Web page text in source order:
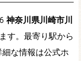
神奈川県川崎市川
す。最寄り駅から
な情報は公式ホ